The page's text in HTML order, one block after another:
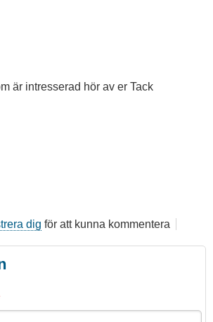
är intresserad hör av er Tack
dig för att kunna kommentera